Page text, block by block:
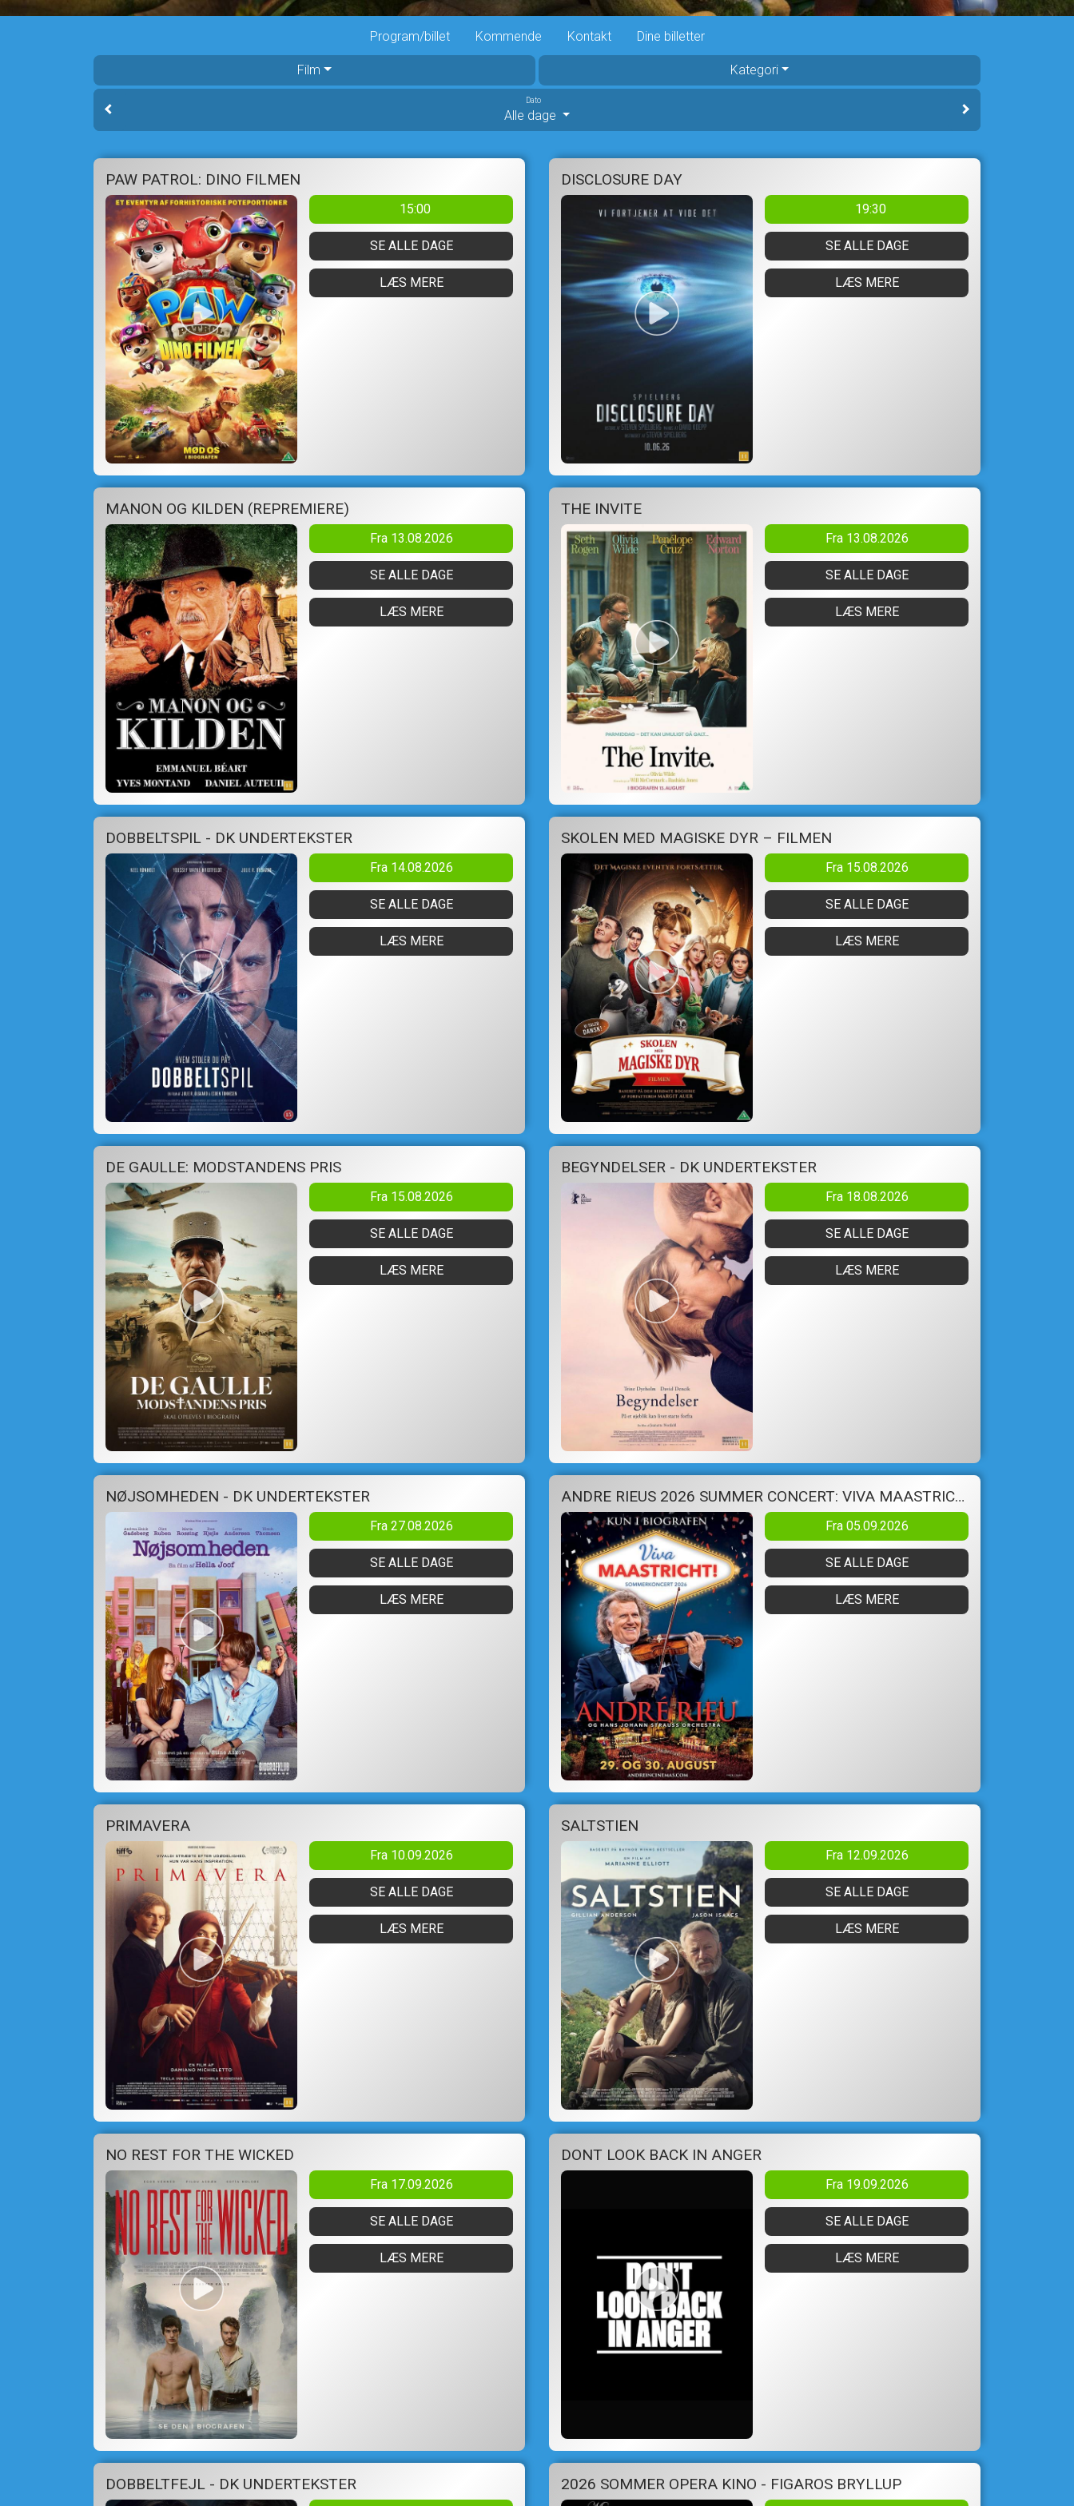
Program/billet Kommende Kontakt Dine billetter
Film Kategori
Dato
Alle dage
PAW PATROL: DINO FILMEN
15:00
SE ALLE DAGE
LÆS MERE
DISCLOSURE DAY
19:30
SE ALLE DAGE
LÆS MERE
MANON OG KILDEN (REPREMIERE)
Fra 13.08.2026
SE ALLE DAGE
LÆS MERE
THE INVITE
Fra 13.08.2026
SE ALLE DAGE
LÆS MERE
DOBBELTSPIL - DK UNDERTEKSTER
Fra 14.08.2026
SE ALLE DAGE
LÆS MERE
SKOLEN MED MAGISKE DYR – FILMEN
Fra 15.08.2026
SE ALLE DAGE
LÆS MERE
DE GAULLE: MODSTANDENS PRIS
Fra 15.08.2026
SE ALLE DAGE
LÆS MERE
BEGYNDELSER - DK UNDERTEKSTER
Fra 18.08.2026
SE ALLE DAGE
LÆS MERE
NØJSOMHEDEN - DK UNDERTEKSTER
Fra 27.08.2026
SE ALLE DAGE
LÆS MERE
ANDRE RIEUS 2026 SUMMER CONCERT: VIVA MAASTRICHT!
Fra 05.09.2026
SE ALLE DAGE
LÆS MERE
PRIMAVERA
Fra 10.09.2026
SE ALLE DAGE
LÆS MERE
SALTSTIEN
Fra 12.09.2026
SE ALLE DAGE
LÆS MERE
NO REST FOR THE WICKED
Fra 17.09.2026
SE ALLE DAGE
LÆS MERE
DONT LOOK BACK IN ANGER
Fra 19.09.2026
SE ALLE DAGE
LÆS MERE
DOBBELTFEJL - DK UNDERTEKSTER 2026 SOMMER OPERA KINO - FIGAROS BRYLLUP